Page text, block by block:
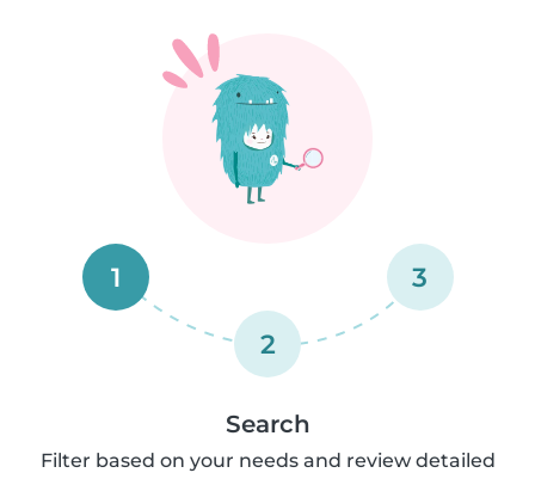
1
2
3
Search
Filter based on your needs and review detailed